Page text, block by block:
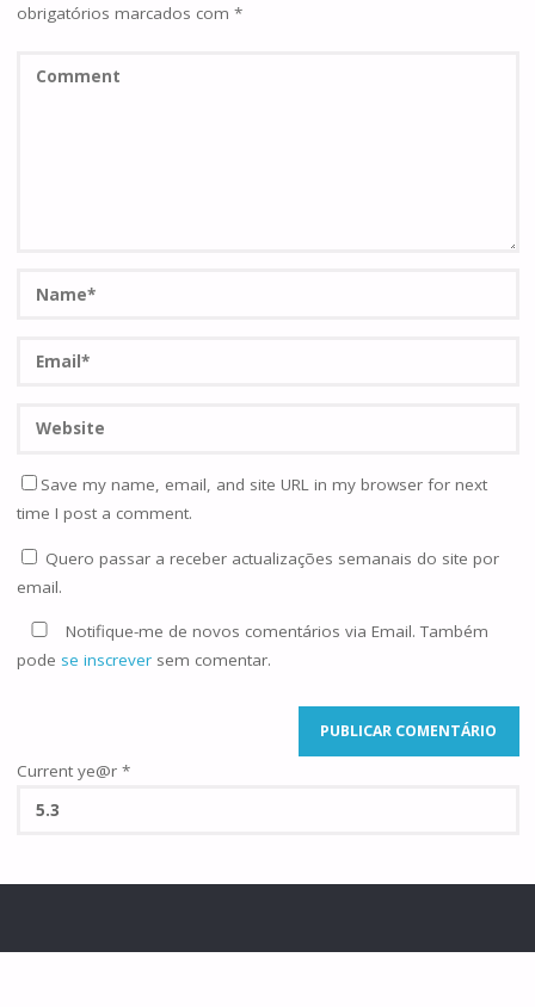
obrigatórios marcados com *
Save my name, email, and site URL in my browser for next
time I post a comment.
Quero passar a receber actualizações semanais do site por
email.
Notifique-me de novos comentários via Email. Também
pode se inscreversem comentar.
Current ye@r *